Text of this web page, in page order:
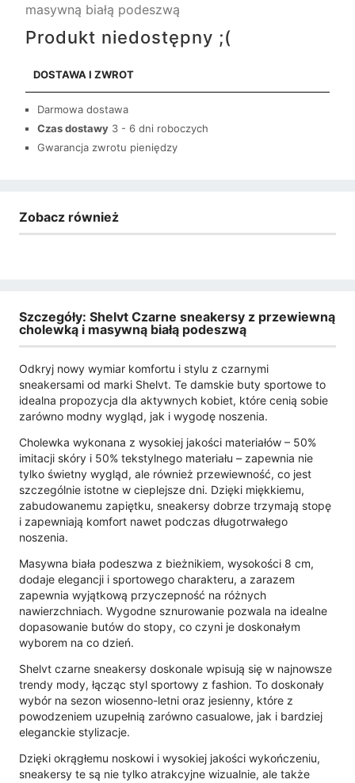
masywną białą podeszwą
Produkt niedostępny ;(
DOSTAWA I ZWROT
Darmowa dostawa
Czas dostawy 3 - 6 dni roboczych
Gwarancja zwrotu pieniędzy
Zobacz również
Szczegóły: Shelvt Czarne sneakersy z przewiewną
cholewką i masywną białą podeszwą
Odkryj nowy wymiar komfortu i stylu z czarnymi
sneakersami od marki Shelvt. Te damskie buty sportowe to
idealna propozycja dla aktywnych kobiet, które cenią sobie
zarówno modny wygląd, jak i wygodę noszenia.
Cholewka wykonana z wysokiej jakości materiałów – 50%
imitacji skóry i 50% tekstylnego materiału – zapewnia nie
tylko świetny wygląd, ale również przewiewność, co jest
szczególnie istotne w cieplejsze dni. Dzięki miękkiemu,
zabudowanemu zapiętku, sneakersy dobrze trzymają stopę
i zapewniają komfort nawet podczas długotrwałego
noszenia.
Masywna biała podeszwa z bieżnikiem, wysokości 8 cm,
dodaje elegancji i sportowego charakteru, a zarazem
zapewnia wyjątkową przyczepność na różnych
nawierzchniach. Wygodne sznurowanie pozwala na idealne
dopasowanie butów do stopy, co czyni je doskonałym
wyborem na co dzień.
Shelvt czarne sneakersy doskonale wpisują się w najnowsze
trendy mody, łącząc styl sportowy z fashion. To doskonały
wybór na sezon wiosenno-letni oraz jesienny, które z
powodzeniem uzupełnią zarówno casualowe, jak i bardziej
eleganckie stylizacje.
Dzięki okrągłemu noskowi i wysokiej jakości wykończeniu,
sneakersy te są nie tylko atrakcyjne wizualnie, ale także